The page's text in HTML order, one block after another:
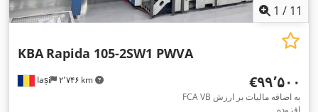
1 / 11
Iași ۲٬۷۴۶ km
KBA Rapida 105-2SW1 PWVA
‎€۹۹٬۵۰۰
FCA VB به اضافه مالیات بر ارزش
افزوده